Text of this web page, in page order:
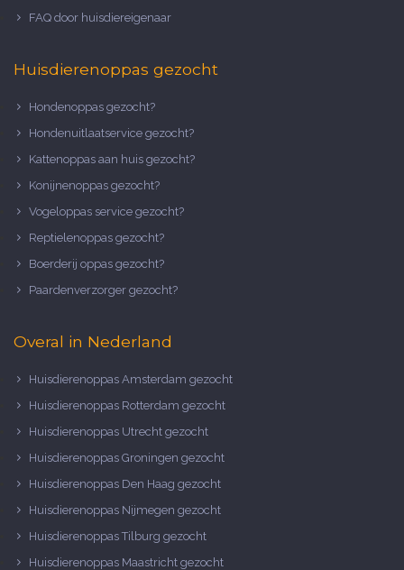
FAQ door huisdiereigenaar
Huisdierenoppas gezocht
Hondenoppas gezocht?
Hondenuitlaatservice gezocht?
Kattenoppas aan huis gezocht?
Konijnenoppas gezocht?
Vogeloppas service gezocht?
Reptielenoppas gezocht?
Boerderij oppas gezocht?
Paardenverzorger gezocht?
Overal in Nederland
Huisdierenoppas Amsterdam gezocht
Huisdierenoppas Rotterdam gezocht
Huisdierenoppas Utrecht gezocht
Huisdierenoppas Groningen gezocht
Huisdierenoppas Den Haag gezocht
Huisdierenoppas Nijmegen gezocht
Huisdierenoppas Tilburg gezocht
Huisdierenoppas Maastricht gezocht